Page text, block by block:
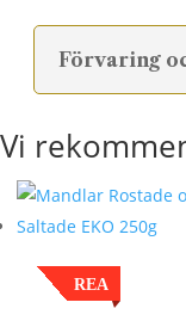
Förvaring
Vi
REA